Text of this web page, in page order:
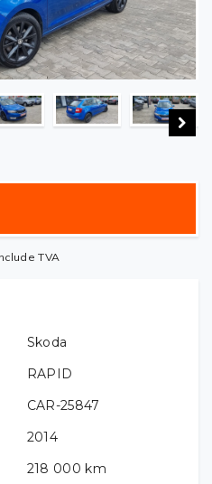
TVA
Skoda
RAPID
CAR-25847
2014
218 000 km